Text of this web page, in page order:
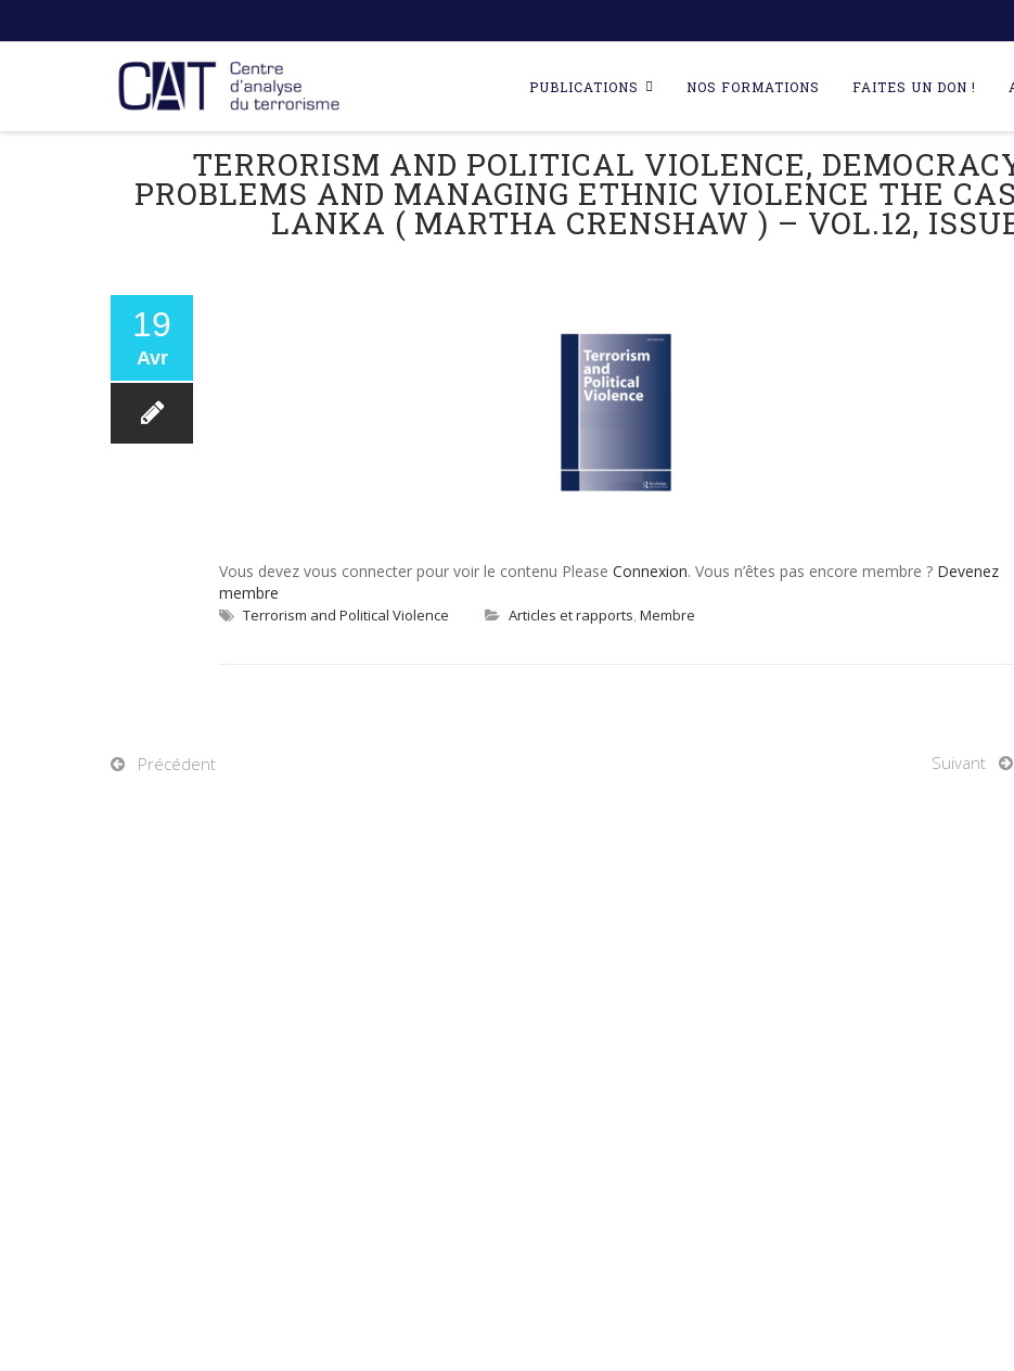
content
PUBLICATIONS NOS FORMATIONS FAITES UN DON !
TERRORISM AND POLITICAL VIOLENCE,
PROBLEMS AND MANAGING ETHNIC VIOLENCE THE
LANKA ( MARTHA CRENSHAW ) – VOL.12,
19
Avr
Vous devez vous connecter pour voir le contenu Please Connexion. Vous n’êtes pas encore membre ? Devenez
membre
Terrorism and Political Violence Articles et rapports, Membre
Précédent Suivant